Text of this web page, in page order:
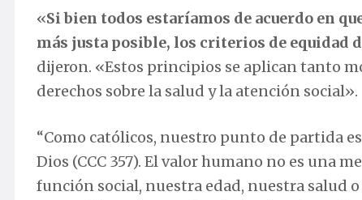
«Si bien todos estaríamos de acuerdo en
más justa posible, los criterios de equidad
dijeron. «Estos principios se aplican tanto
derechos sobre la salud y la atención social».
“Como católicos, nuestro punto de partida
Dios (CCC 357). El valor humano no es una
función social, nuestra edad, nuestra salud